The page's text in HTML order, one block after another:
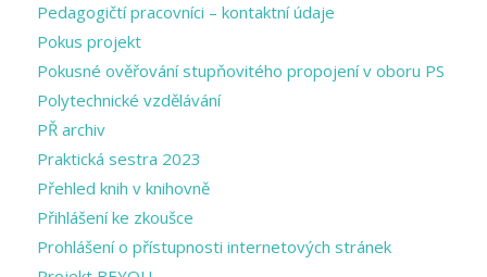
Pedagogičtí pracovníci – kontaktní údaje
Pokus projekt
Pokusné ověřování stupňovitého propojení v oboru PS
Polytechnické vzdělávání
PŘ archiv
Praktická sestra 2023
Přehled knih v knihovně
Přihlášení ke zkoušce
Prohlášení o přístupnosti internetových stránek